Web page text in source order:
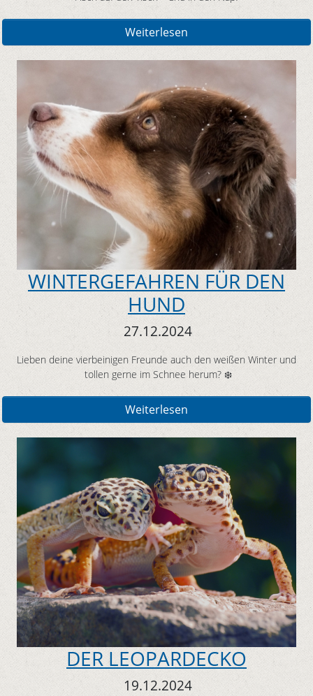
Weiterlesen
WINTERGEFAHREN FÜR DEN
HUND
27.12.2024
Lieben deine vierbeinigen Freunde auch den weißen Winter und
tollen gerne im Schnee herum? ❄️
Weiterlesen
DER LEOPARDECKO
19.12.2024